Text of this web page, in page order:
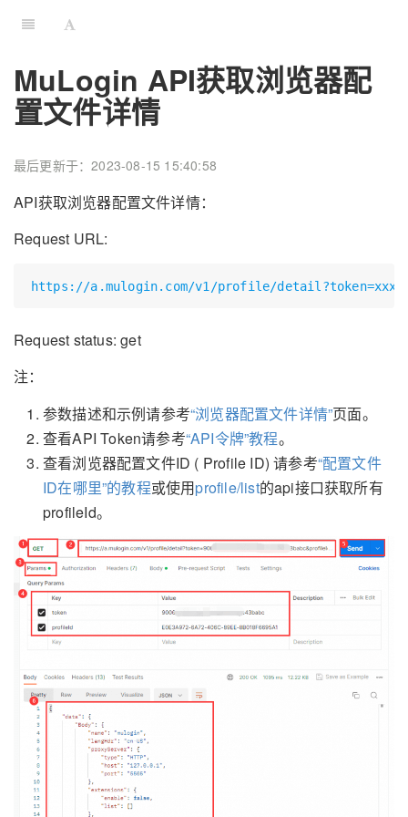
MuLogin API获取浏览器配
置文件详情
最后更新于：2023-08-15 15:40:58
API获取浏览器配置文件详情：
Request URL:
https://a.mulogin.com/v1/profile/
Request status: get
注：
参数描述和示例请参考“浏览器配置文件详情”页面。
查看API Token请参考“API令牌”教程。
查看浏览器配置文件ID ( Profile ID) 请参考“配置文件
ID在哪里”的教程或使用profile/list的api接口获取所有
profileId。